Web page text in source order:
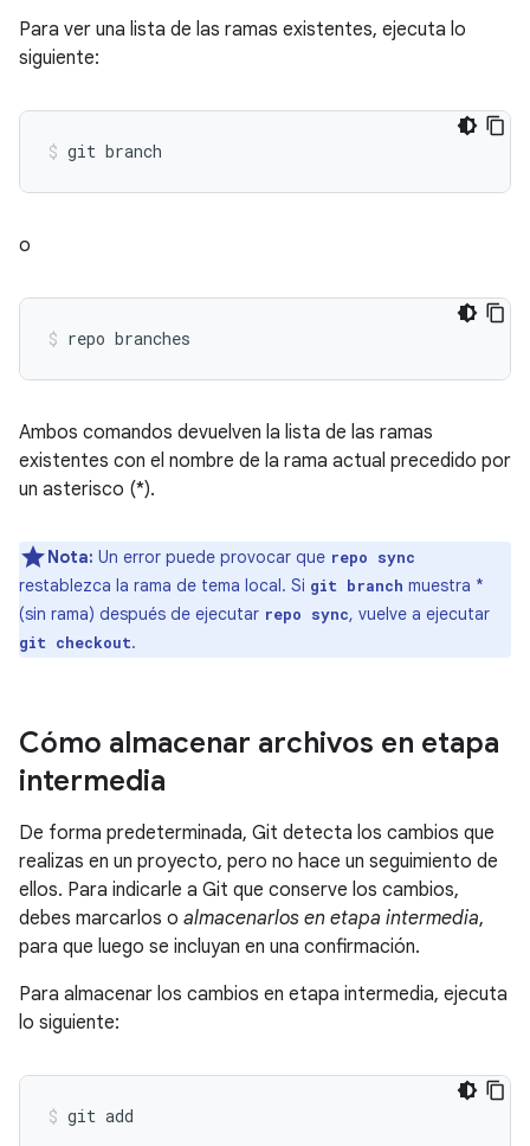
Para ver una lista de las ramas existentes, ejecuta lo
siguiente:
o
Ambos comandos devuelven la lista de las ramas
existentes con el nombre de la rama actual precedido por
un asterisco (*).
Nota: Un error puede provocar que repo sync
restablezca la rama de tema local. Si git branch muestra *
(sin rama) después de ejecutar repo sync, vuelve a ejecutar
git checkout.
Cómo almacenar archivos en etapa
intermedia
De forma predeterminada, Git detecta los cambios que
realizas en un proyecto, pero no hace un seguimiento de
ellos. Para indicarle a Git que conserve los cambios,
debes marcarlos o almacenarlos en etapa intermedia,
para que luego se incluyan en una confirmación.
Para almacenar los cambios en etapa intermedia, ejecuta
lo siguiente: